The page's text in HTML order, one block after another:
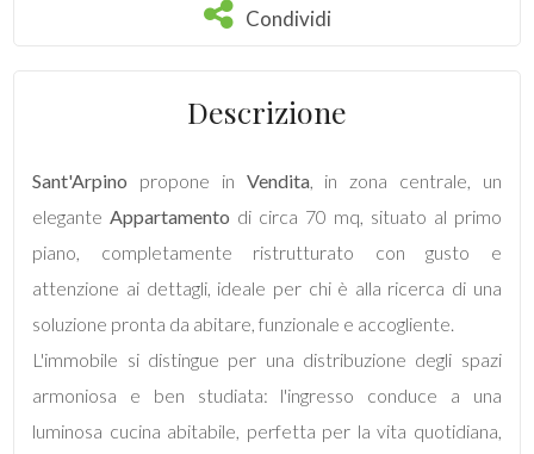
Condividi
Condividi
Descrizione
Sant'Arpino propone in Vendita, in zona centrale, un
eleganteAppartamento di circa 70 mq, situato al primo
piano, completamente ristrutturato con gusto e
attenzione ai dettagli, ideale per chi è alla ricerca di una
soluzione pronta da abitare, funzionale e accogliente.
L'immobile si distingue per una distribuzione degli spazi
armoniosa e ben studiata: l'ingresso conduce a una
luminosa cucina abitabile, perfetta per la vita quotidiana,
Totale
mq